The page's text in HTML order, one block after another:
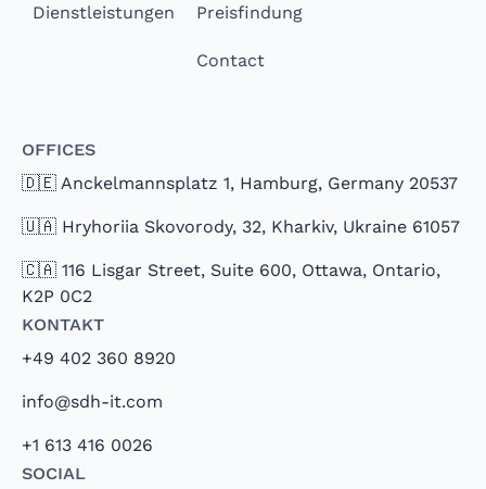
Dienstleistungen Preisfindung
Contact
Offices
🇩🇪 Anckelmannsplatz 1, Hamburg, Germany 20537
🇺🇦 Hryhoriia Skovorody, 32, Kharkiv, Ukraine 61057
🇨🇦 116 Lisgar Street, Suite 600, Ottawa, Ontario,
K2P 0C2
Kontakt
+49 402 360 8920
info@sdh-it.com
+1 613 416 0026
Social